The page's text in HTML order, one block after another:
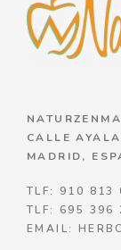
CALLE
MADRID,
TLF: 910 813
TLF: 695 396
EMAIL: